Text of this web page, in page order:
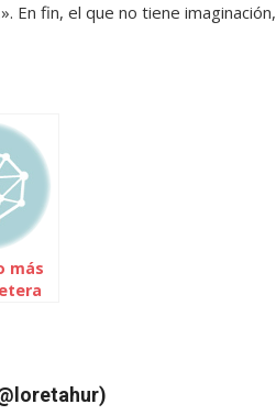
En fin, el que no tiene imaginación,
más